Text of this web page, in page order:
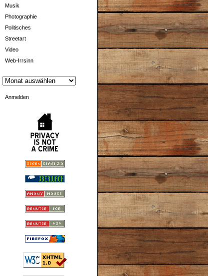
Musik
Photographie
Politisches
Streetart
Video
Web-Irrsinn
Anmelden